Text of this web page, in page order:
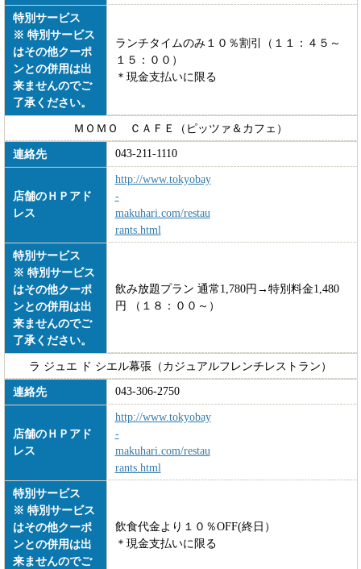
特別サービス
※ 特別サービス
はその他クーポ
ンとの併用は出
来ませんのでご
了承ください。
ランチタイムのみ１０％割引（１１：４５～
１５：００）
＊現金支払いに限る
ＭＯＭＯ ＣＡＦＥ（ピッツァ＆カフェ）
連絡先
043-211-1110
店舗のＨＰアド
レス
http://www.tokyobay
-
makuhari.com/restau
rants.html
特別サービス
※ 特別サービス
はその他クーポ
ンとの併用は出
来ませんのでご
了承ください。
飲み放題プラン 通常1,780円→特別料金1,480
円 （１８：００～）
ラ ジュエ ド シエル幕張（カジュアルフレンチレストラン）
連絡先
043-306-2750
店舗のＨＰアド
レス
http://www.tokyobay
-
makuhari.com/restau
rants.html
特別サービス
※ 特別サービス
はその他クーポ
ンとの併用は出
来ませんのでご
飲食代金より１０％OFF(終日）
＊現金支払いに限る